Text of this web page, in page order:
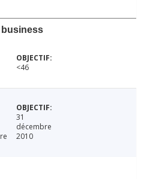
business
<46
31
décembre
2010